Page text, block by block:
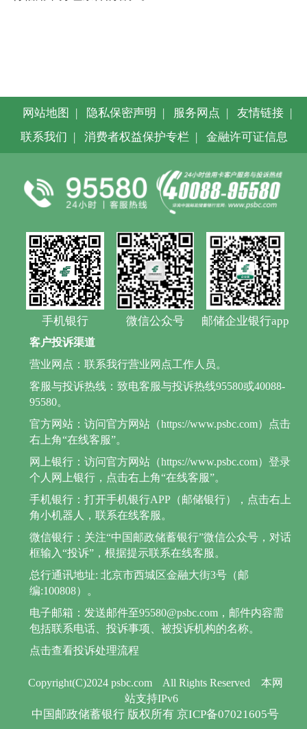
网站地图 | 隐私保密声明 | 服务网点 | 友情链接 |
联系我们 | 消费者权益保护专栏 | 金融许可证信息
手机银行 微信公众号 邮储企业银行app
Copyright(C)2024 psbc.com All Rights Reserved
本网
站支持IPv6
中国邮政储蓄银行 版权所有 京ICP备07021605号
客户投诉渠道
营业网点：联系我行营业网点工作人员。
客服与投诉热线：致电客服与投诉热线95580或40088-
95580。
官方网站：访问官方网站（https://www.psbc.com）点击
右上角“在线客服”。
网上银行：访问官方网站（https://www.psbc.com）登录
个人网上银行，点击右上角“在线客服”。
手机银行：打开手机银行APP（邮储银行），点击右上
角小机器人，联系在线客服。
微信银行：关注“中国邮政储蓄银行”微信公众号，对话
框输入“投诉”，根据提示联系在线客服。
总行通讯地址: 北京市西城区金融大街3号（邮
编:100808）。
电子邮箱：发送邮件至95580@psbc.com，邮件内容需
包括联系电话、投诉事项、被投诉机构的名称。
点击查看投诉处理流程